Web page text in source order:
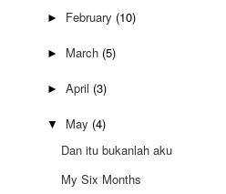
► February (10)
► March (5)
► April (3)
▼ May (4)
Dan itu bukanlah aku
My Six Months